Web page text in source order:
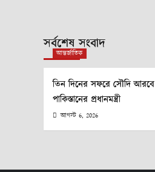
সর্বশেষ সংবাদ
আন্তর্জাতিক
তিন দিনের সফরে সৌদি আরবে
পাকিস্তানের প্রধানমন্ত্রী
আগস্ট 6, 2026